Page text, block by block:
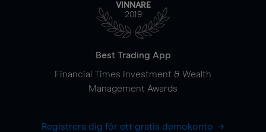
VINNARE
2019
Best Trading App
Financial Times Investment & Wealth
Management Awards
Registrera dig för ett gratis demokonto